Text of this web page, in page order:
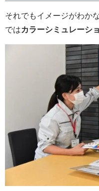
それでもイメージがわか
ではカラーシミュレーシ